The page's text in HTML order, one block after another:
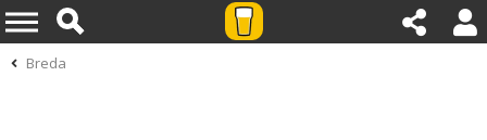
Breda